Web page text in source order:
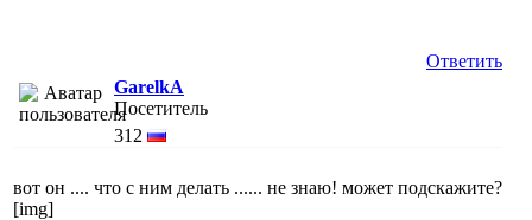
Ответить
GarelkA
Посетитель
312
вот он .... что с ним делать ...... не знаю! может подскажите?
[img]